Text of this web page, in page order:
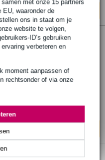
met onze 15 partners
EU, waaronder de
ons in staat om je
website te volgen,
ID’s gebruiken
verbeteren en
moment aanpassen of
rechtsonder of via onze
voor C444L, C555L
€ 12,50
1 review